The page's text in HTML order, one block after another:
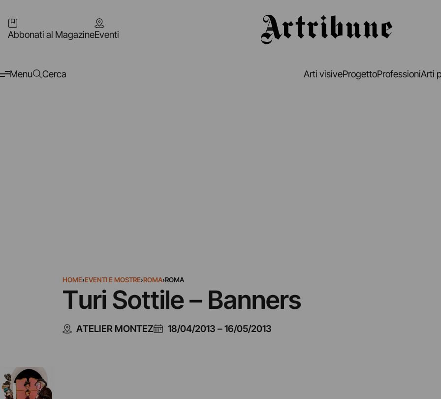
Abbonati al MagazineEventi
Menu Cerca Arti visiveProgettoProfessioniArti
HOME›EVENTI E MOSTRE›ROMA›ROMA
Turi Sottile – Banners
ATELIER MONTEZ 18/04/2013 –16/05/2013